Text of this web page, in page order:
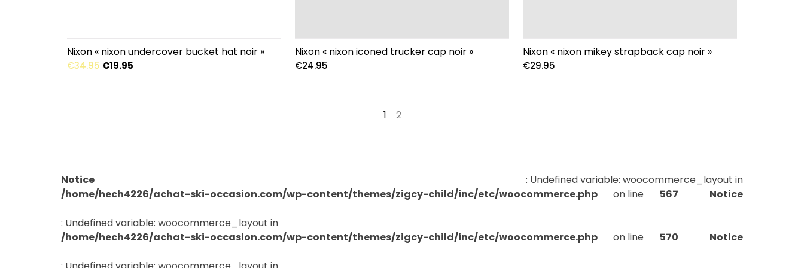
Nixon « nixon undercover bucket hat noir »
€34.95 Le
€19.95
Nixon « nixon iconed trucker cap noir »
€24.95
Nixon « nixon mikey strapback cap noir »
€29.95
1 2
Notice
: Undefined variable: woocommerce_layout in
/home/hech4226/achat-ski-occasion.com/wp-content/themes/zigcy-child/inc/etc/woocommerce.php
on line 567 Notice
: Undefined variable: woocommerce_layout in
/home/hech4226/achat-ski-occasion.com/wp-content/themes/zigcy-child/inc/etc/woocommerce.php
on line 570 Notice